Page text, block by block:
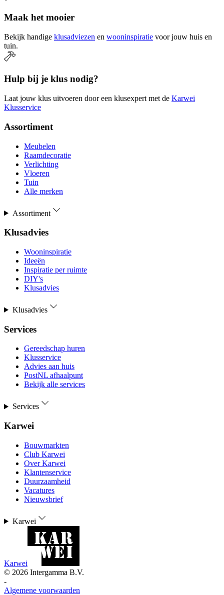
Maak het mooier
Bekijk handige klusadviezen en wooninspiratie voor jouw huis en
tuin.
Hulp bij je klus nodig?
Laat jouw klus uitvoeren door een klusexpert met de Karwei
Klusservice
Assortiment
Meubelen
Raamdecoratie
Verlichting
Vloeren
Tuin
Alle merken
Assortiment
Klusadvies
Wooninspiratie
Ideeën
Inspiratie per ruimte
DIY's
Klusadvies
Klusadvies
Services
Gereedschap huren
Klusservice
Advies aan huis
PostNL afhaalpunt
Bekijk alle services
Services
Karwei
Bouwmarkten
Club Karwei
Over Karwei
Klantenservice
Duurzaamheid
Vacatures
Nieuwsbrief
Karwei
Karwei
© 2026 Intergamma B.V.
-
Algemene voorwaarden